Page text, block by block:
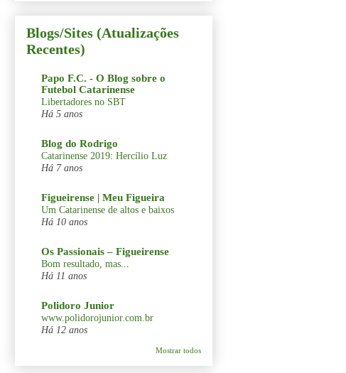
Blogs/Sites (Atualizações
Recentes)
Papo F.C. - O Blog sobre o
Futebol Catarinense
Libertadores no SBT
Há 5 anos
Blog do Rodrigo
Catarinense 2019: Hercílio Luz
Há 7 anos
Figueirense | Meu Figueira
Um Catarinense de altos e baixos
Há 10 anos
Os Passionais – Figueirense
Bom resultado, mas...
Há 11 anos
Polidoro Junior
www.polidorojunior.com.br
Há 12 anos
Mostrar todos